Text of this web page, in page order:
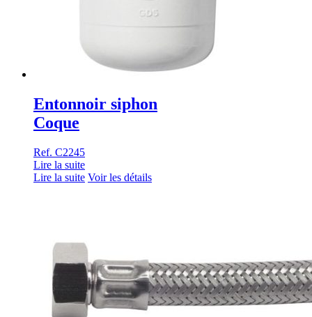
Entonnoir siphon
Coque
Ref. C2245
Lire la suite
Lire la suite Voir les détails